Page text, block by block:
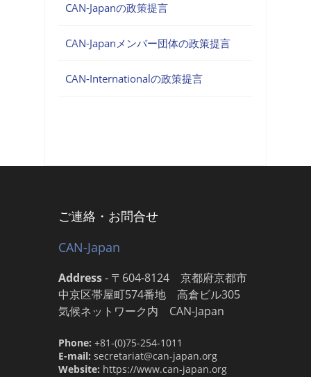
CAN-Japanの政策提言
CAN-Japanメンバー団体の政策提言
CAN-Internationalの政策提言
ご連絡・お問合せ
CAN-Japan
Address- 〒604-8124 京都府京都市
中京区帯屋町574番地 高倉ビル305
気候ネットワーク内 CAN-Japan
Phone: +81-(0)75-254-1011
E-mail: secretariat@can-japan.org
Website: https://www.can-japan.org